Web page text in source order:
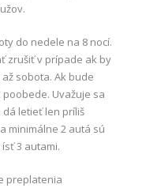
do nedele na 8 nocí.
zrušiť v prípade ak by
sobota. Ak bude
Uvažuje sa
letieť len príliš
minimálne 2 autá sú
3 autami.
preplatenia